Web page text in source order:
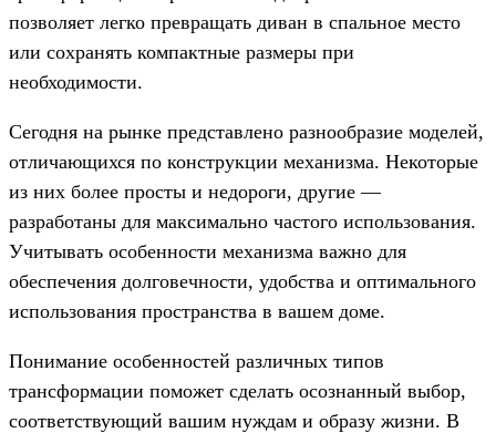
позволяет легко превращать диван в спальное место
или сохранять компактные размеры при
необходимости.
Сегодня на рынке представлено разнообразие моделей,
отличающихся по конструкции механизма. Некоторые
из них более просты и недороги, другие —
разработаны для максимально частого использования.
Учитывать особенности механизма важно для
обеспечения долговечности, удобства и оптимального
использования пространства в вашем доме.
Понимание особенностей различных типов
трансформации поможет сделать осознанный выбор,
соответствующий вашим нуждам и образу жизни. В